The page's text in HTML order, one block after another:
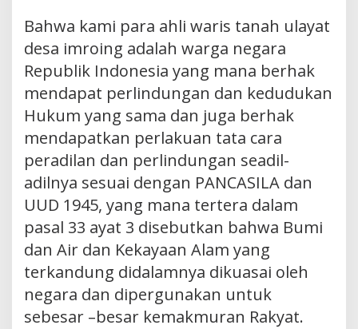
Bahwa kami para ahli waris tanah ulayat
desa imroing adalah warga negara
Republik Indonesia yang mana berhak
mendapat perlindungan dan kedudukan
Hukum yang sama dan juga berhak
mendapatkan perlakuan tata cara
peradilan dan perlindungan seadil-
adilnya sesuai dengan PANCASILA dan
UUD 1945, yang mana tertera dalam
pasal 33 ayat 3 disebutkan bahwa Bumi
dan Air dan Kekayaan Alam yang
terkandung didalamnya dikuasai oleh
negara dan dipergunakan untuk
sebesar –besar kemakmuran Rakyat.